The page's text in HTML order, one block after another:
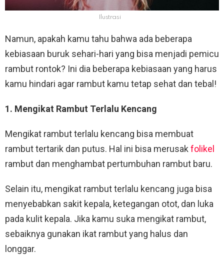
Ilustrasi
Namun, apakah kamu tahu bahwa ada beberapa
kebiasaan buruk sehari-hari yang bisa menjadi pemicu
rambut rontok? Ini dia beberapa kebiasaan yang harus
kamu hindari agar rambut kamu tetap sehat dan tebal!
1. Mengikat Rambut Terlalu Kencang
Mengikat rambut terlalu kencang bisa membuat
rambut tertarik dan putus. Hal ini bisa merusakfolikel
rambut dan menghambat pertumbuhan rambut baru.
Selain itu, mengikat rambut terlalu kencang juga bisa
menyebabkan sakit kepala, ketegangan otot, dan luka
pada kulit kepala. Jika kamu suka mengikat rambut,
sebaiknya gunakan ikat rambut yang halus dan
longgar.